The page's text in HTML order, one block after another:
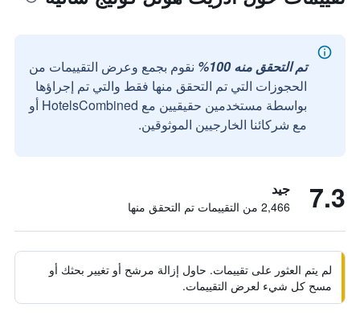
تم التحقق منه 100%
نقوم بجمع وعرض التقييمات من
الحجوزات التي تم التحقق منها فقط والتي تم إجراؤها
بواسطة مستخدمين حقيقيين مع HotelsCombined أو
مع شركائنا الخارجيين الموثوقين.
7.3 جيد
2,466 من التقييمات تم التحقق منها
لم يتم العثور على تقييمات. حاول إزالة مرشح أو تغيير بحثك أو
مسح كل شيء لعرض التقييمات.